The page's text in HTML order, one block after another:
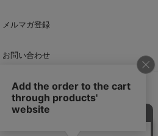
メルマガ登録
お問い合わせ
| 個人情報の取り扱い | サイトマップ